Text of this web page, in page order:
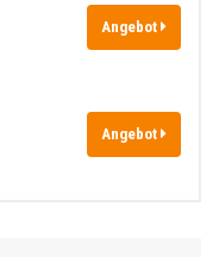
Angebot
Angebot